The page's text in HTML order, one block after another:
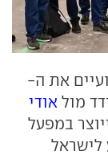
את ה-
מול אודי
במפעל
לישראל